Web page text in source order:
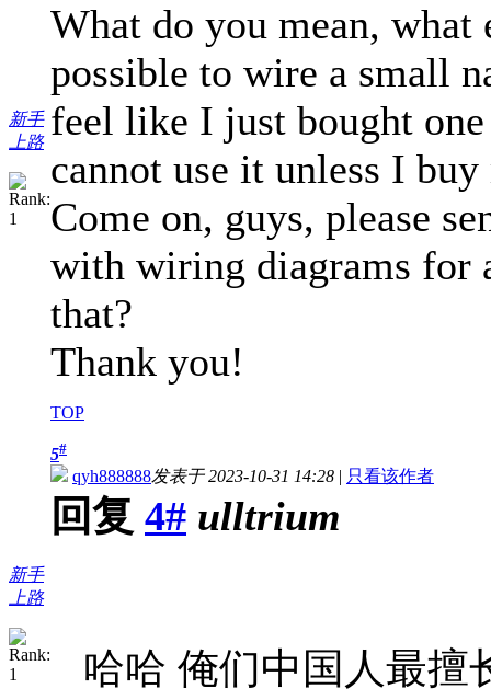
新手
上路
What do you mean,
possible to wire a small
feel like I just bought
cannot use it unless I
Come on, guys, please
with wiring diagrams for
that?
Thank you!
TOP
新手
上路
5#
qyh888888发表于 2023-10-31 14:28 | 只看该作者
回复 4# ulltrium
哈哈 俺们中国人最擅